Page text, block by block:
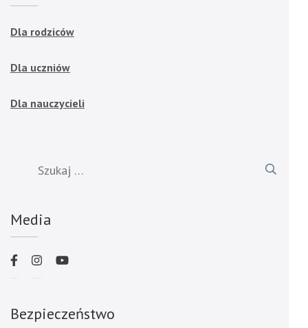
Dla rodziców
Dla uczniów
Dla nauczycieli
Media
Bezpieczeństwo